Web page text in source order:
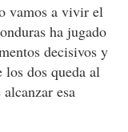
vamos a vivir el
ha jugado
decisivos y
dos queda al
esa